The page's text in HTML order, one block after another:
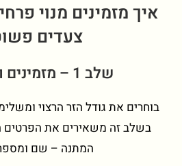
צעדים
שלב 1 – מזמינים ומשלמים
בוחרים את גודל הזר הרצוי
בשלב זה משאירים את
המתנה – שם